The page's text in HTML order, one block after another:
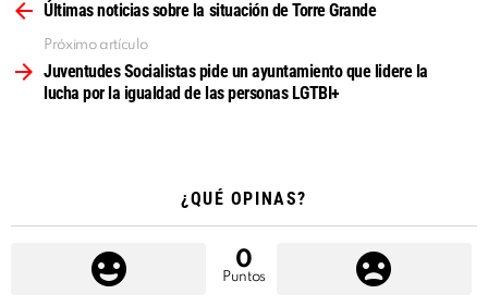
másÚltimas noticias sobre la situación de Torre Grande
Próximo artículo
Juventudes Socialistas pide un ayuntamiento que lidere la
lucha por la igualdad de las personas LGTBI+
¿QUÉ OPINAS?
0
Puntos